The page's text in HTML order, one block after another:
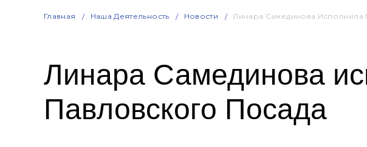
Главная Наша Деятельность Новости Линара Самединова Исполнила
Линара Самединова
Павловского Посада